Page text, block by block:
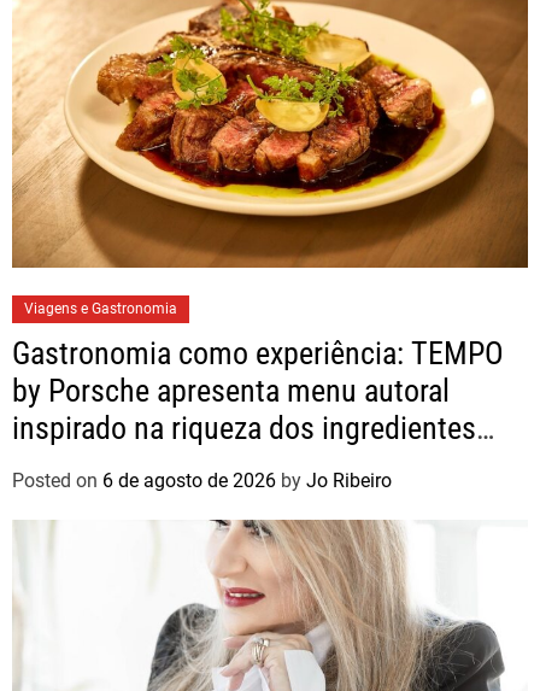
Viagens e Gastronomia
Gastronomia como experiência: TEMPO
by Porsche apresenta menu autoral
inspirado na riqueza dos ingredientes
brasileiros
Posted on 6 de agosto de 2026 by Jo Ribeiro